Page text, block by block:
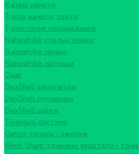
Ranger намети
Tramp намети, тенти
Туристичне спорядження
Naturehike спальні мішки
Naturehike гамаки
Naturehike матраци
Одяг
DexShell шкарпетки
DexShell рукавички
DexShell шапки
Точильні системи
Ganzo точила і каміння
Work Sharp точильні верстати і